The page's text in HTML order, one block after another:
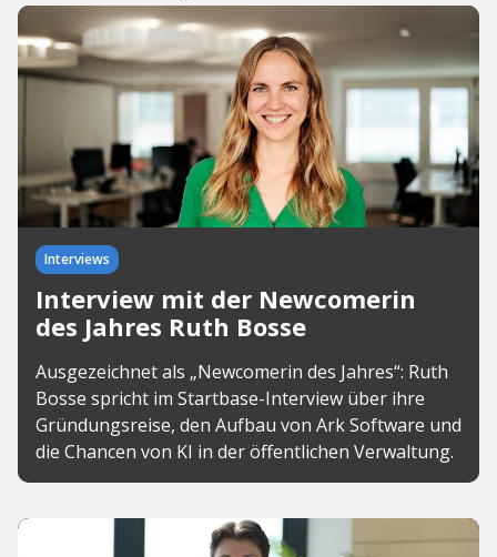
Interviews
Interview mit der Newcomerin
des Jahres Ruth Bosse
Ausgezeichnet als „Newcomerin des Jahres“: Ruth
Bosse spricht im Startbase-Interview über ihre
Gründungsreise, den Aufbau von Ark Software und
die Chancen von KI in der öffentlichen Verwaltung.